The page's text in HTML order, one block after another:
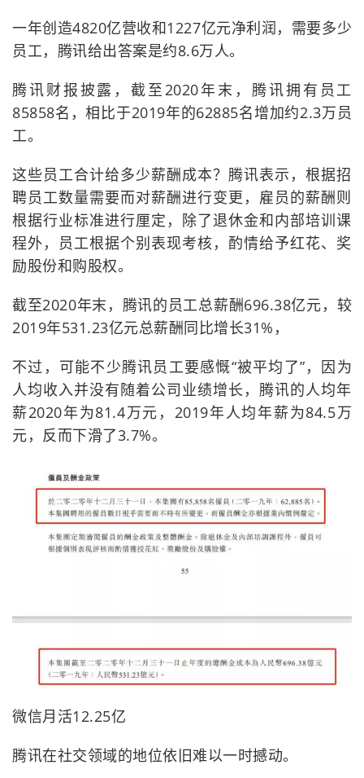
一年创造4820亿营收和1227亿元净利润，需要多少
员工，腾讯给出答案是约8.6万人。
腾讯财报披露，截至2020年末，腾讯拥有员工
85858名，相比于2019年的62885名增加约2.3万员
工。
这些员工合计给多少薪酬成本？腾讯表示，根据招
聘员工数量需要而对薪酬进行变更，雇员的薪酬则
根据行业标准进行厘定，除了退休金和内部培训课
程外，员工根据个别表现考核，酌情给予红花、奖
励股份和购股权。
截至2020年末，腾讯的员工总薪酬696.38亿元，较
2019年531.23亿元总薪酬同比增长31%，
不过，可能不少腾讯员工要感慨“被平均了”，因为
人均收入并没有随着公司业绩增长，腾讯的人均年
薪2020年为81.4万元，2019年人均年薪为84.5万
元，反而下滑了3.7%。
微信月活12.25亿
腾讯在社交领域的地位依旧难以一时撼动。